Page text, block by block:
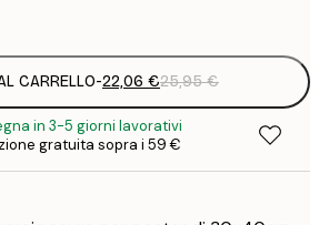
CARRELLO-22,06 €25,95 €
in 3-5 giorni lavorativi
gratuita sopra i 59 €